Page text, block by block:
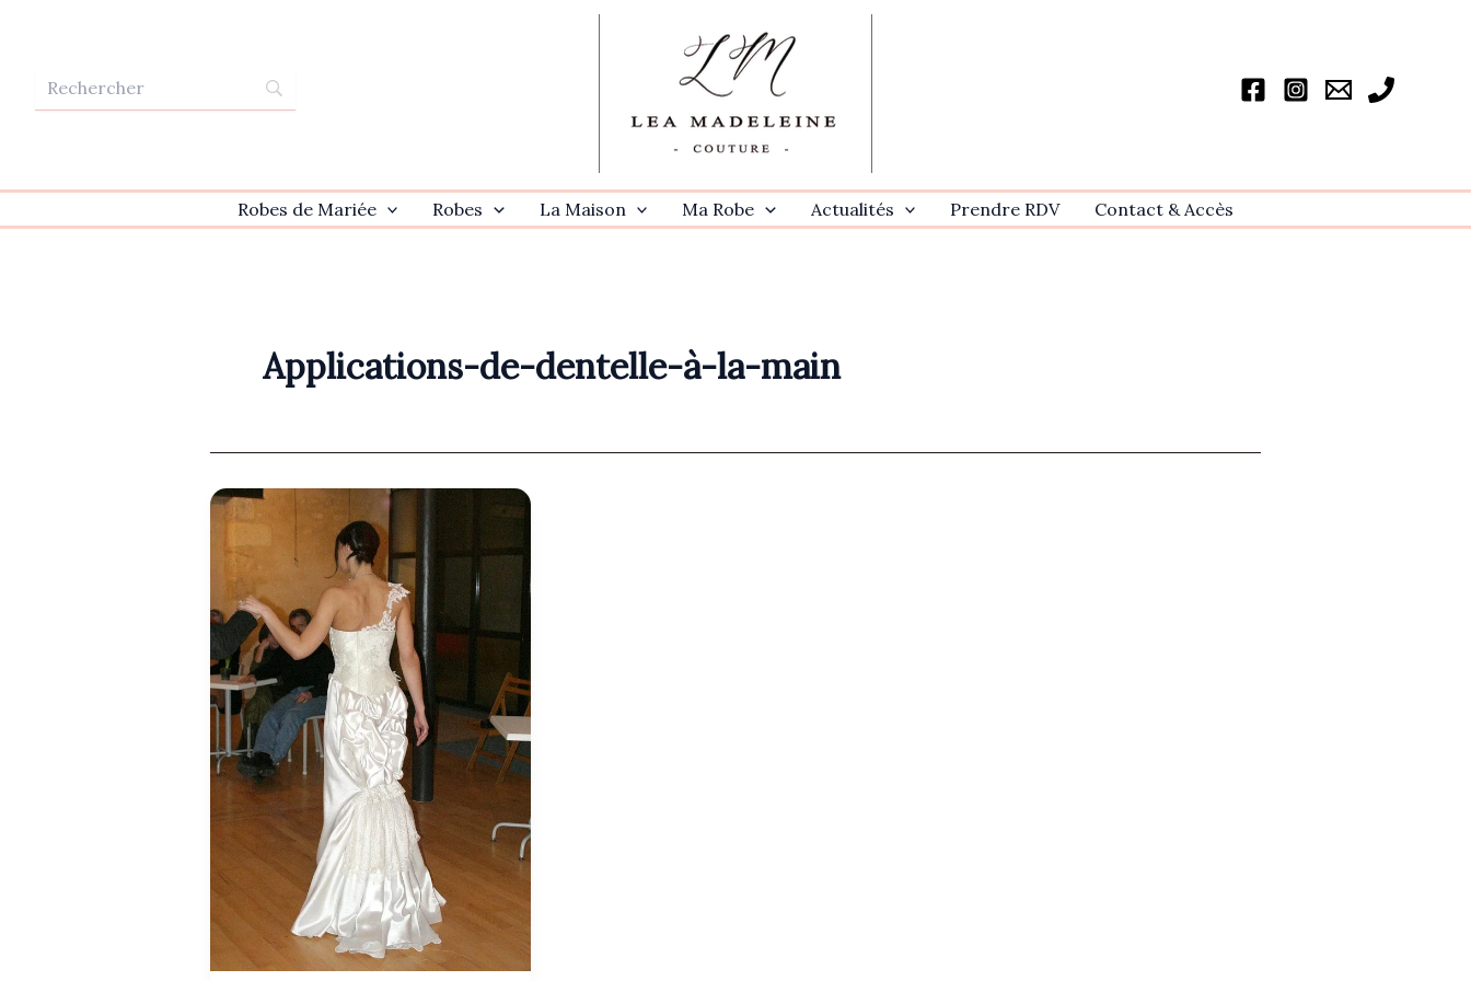
Robes de Mariée Robes La Maison Ma Robe Actualités Prendre RDV Contact & Accѐs
Applications-de-dentelle-à-la-main